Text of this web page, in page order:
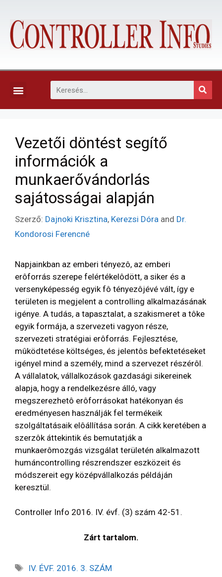
Vezetői döntést segítő
információk a
munkaerővándorlás
sajátosságai alapján
Szerző: Dajnoki Krisztina, Kerezsi Dóra and Dr.
Kondorosi Ferencné
Napjainkban az emberi tényezô, az emberi
erôforrás szerepe felértékelôdött, a siker és a
versenyképesség egyik fô tényezôjévé vált, így e
területen is megjelent a controlling alkalmazásának
igénye. A tudás, a tapasztalat, a szakismeret a tôke
egyik formája, a szervezeti vagyon része,
szervezeti stratégiai erôforrás. Fejlesztése,
mûködtetése költséges, és jelentôs befektetéseket
igényel mind a személy, mind a szervezet részérôl.
A vállalatok, vállalkozások gazdasági sikereinek
alapja, hogy a rendelkezésre álló, vagy
megszerezhetô erôforrásokat hatékonyan és
eredményesen használják fel termékeik
szolgáltatásaik elôállítása során. A cikk keretében a
szerzôk áttekintik és bemutatják a
munkaerômozgás vizsgálat területén alkalmazott
humáncontrolling részrendszer eszközeit és
módszereit egy középvállalkozás példáján
keresztül.
Controller Info 2016. IV. évf. (3) szám 42-51.
Zárt tartalom.
IV. ÉVF. 2016. 3. SZÁM